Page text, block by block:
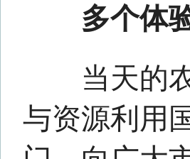
在这里，市民们
可以亲身体验茶
尝茶制食品、动
力。
除了神奇的农